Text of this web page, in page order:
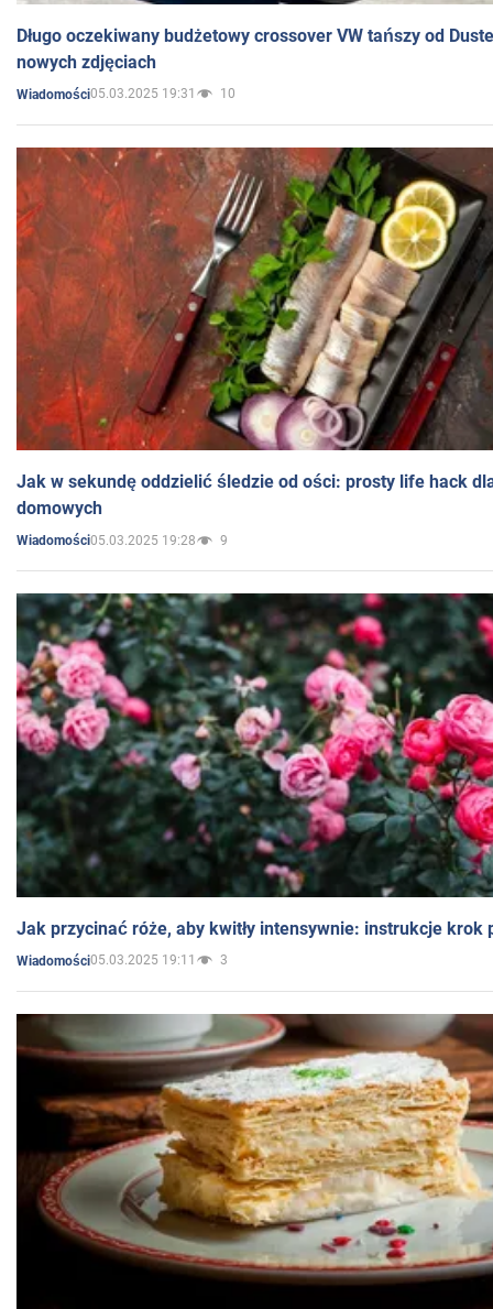
Długo oczekiwany budżetowy crossover VW tańszy od
nowych zdjęciach
Wiadomości05.03.2025 19:31 10
Jak w sekundę oddzielić śledzie od ości: prosty life hack
domowych
Wiadomości05.03.2025 19:28 9
Jak przycinać róże, aby kwitły intensywnie: instrukcje krok
Wiadomości05.03.2025 19:11 3